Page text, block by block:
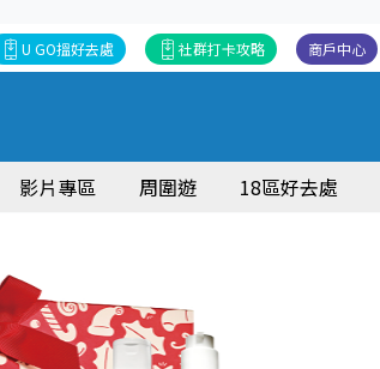
商戶中心
社群打卡攻略
U GO搵好去處
影片專區 周圍遊 18區好去處